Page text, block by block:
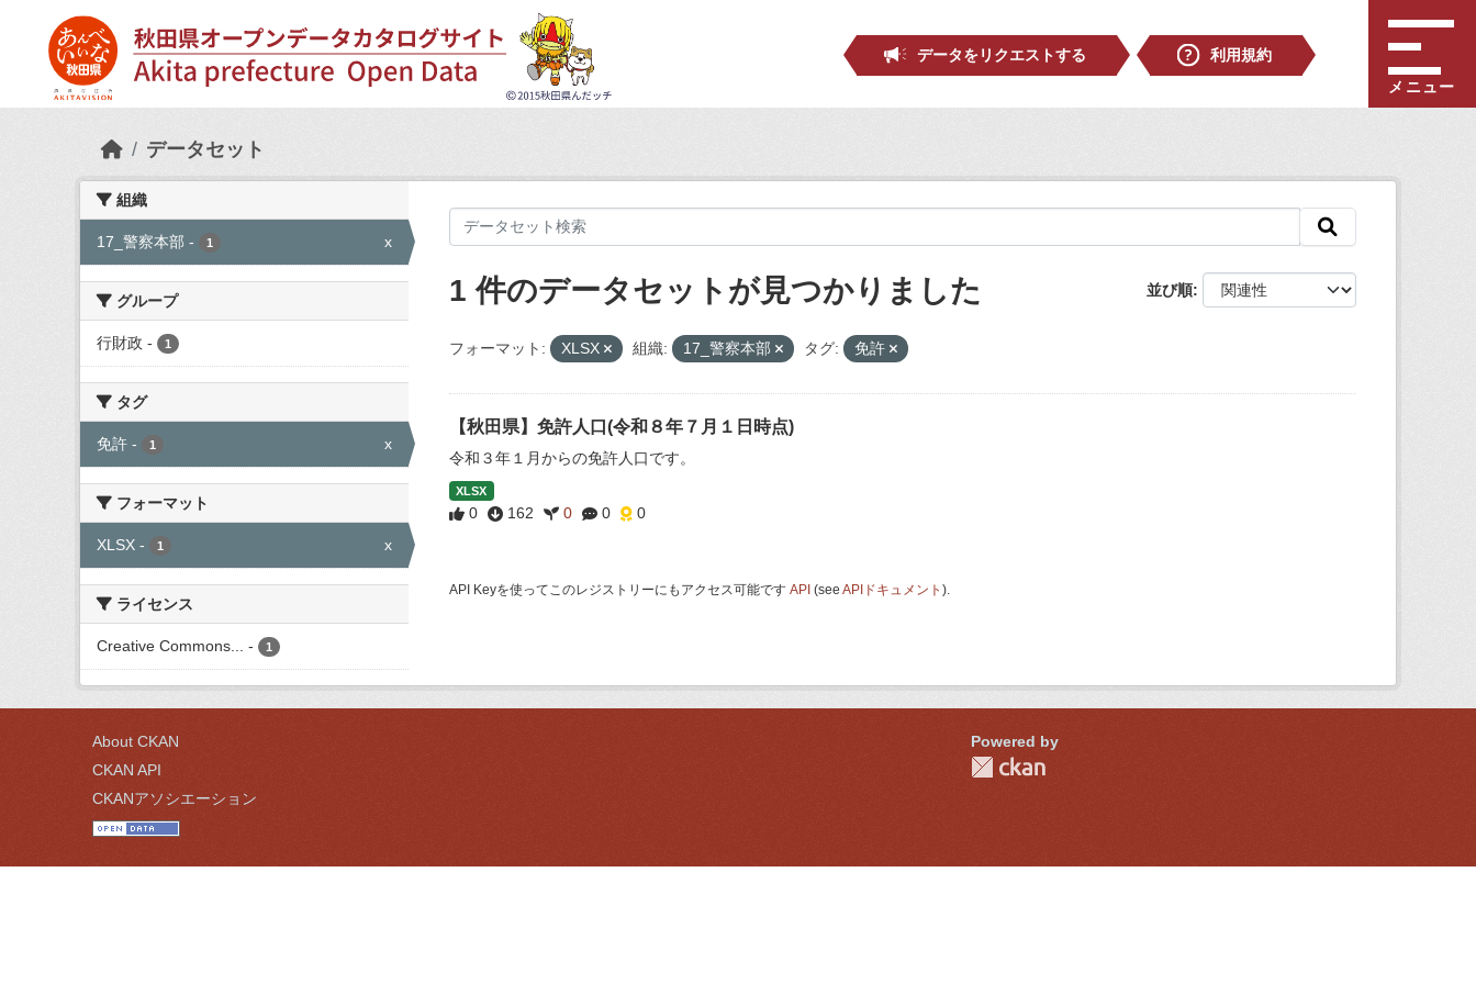
データをリクエストする
利用規約
メニュー
データセット
組織
17_警察本部 - 1 x
グループ
行財政 - 1
タグ
免許 - 1 x
フォーマット
XLSX - 1 x
ライセンス
Creative Commons... - 1
並び順
1 件のデータセットが見つかりました
フォーマット: XLSX 組織: 17_警察本部 タグ: 免許
【秋田県】免許人口(令和８年７月１日時点)
令和３年１月からの免許人口です。
XLSX
0 162 0 0 0
API Keyを使ってこのレジストリーにもアクセス可能です API (see APIドキュメント ).
About CKAN
CKAN API
CKANアソシエーション
Powered by